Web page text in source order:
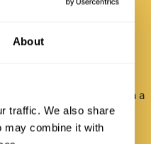
About
traffic. We also share
may combine it with
Encuentra tu
chef
tu solicitud y empieza a
hablar con los chefs.